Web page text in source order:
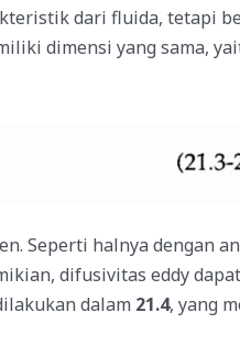
dari fluida, tetapi
dimensi yang sama,
Seperti halnya dengan
difusivitas eddy
dalam 21.4, yang